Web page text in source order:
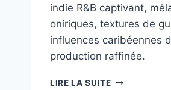
indie R&B captivant,
oniriques, textures de
influences caribéennes
production raffinée.
LIRE LA SUITEDÉCOUVREZ